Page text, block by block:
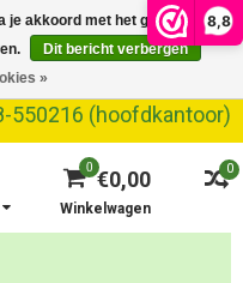
8,8
550216 (hoofdkantoor)
0
0 €0,00
Winkelwagen
je akkoord met het gebruik van
Dit bericht verbergen
»